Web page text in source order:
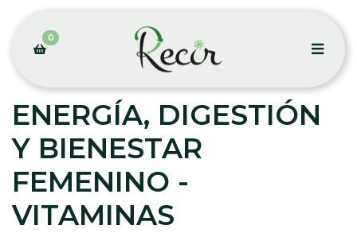
0
ENERGÍA, DIGESTIÓN
Y BIENESTAR
FEMENINO -
VITAMINAS